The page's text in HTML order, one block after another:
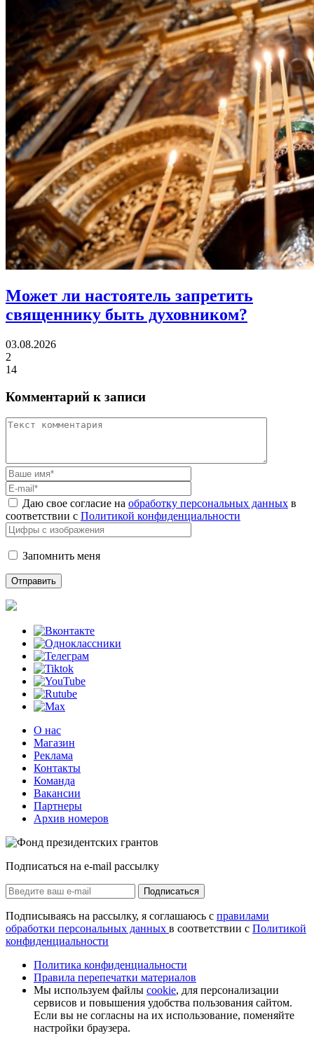
Может ли настоятель запретить
священнику быть духовником?
03.08.2026
2
14
Комментарий к записи
Даю свое согласие на обработку персональных данных в
соответствии с Политикой конфиденциальности
Запомнить меня
О нас
Магазин
Реклама
Контакты
Команда
Вакансии
Партнеры
Архив номеров
Подписаться на e-mail рассылку
Подписаться
Подписываясь на рассылку, я соглашаюсь с правилами
обработки персональных данных в соответствии с Политикой
конфиденциальности
Политика конфиденциальности
Правила перепечатки материалов
Мы используем файлы cookie, для персонализации
сервисов и повышения удобства пользования сайтом.
Если вы не согласны на их использование, поменяйте
настройки браузера.